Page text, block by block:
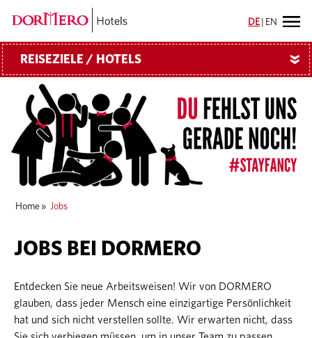
DE EN
REISEZIELE / HOTELS »
Home » Jobs
JOBS BEI DORMERO
Entdecken Sie neue Arbeitsweisen! Wir von DORMERO
glauben, dass jeder Mensch eine einzigartige Persönlichkeit
hat und sich nicht verstellen sollte. Wir erwarten nicht, dass